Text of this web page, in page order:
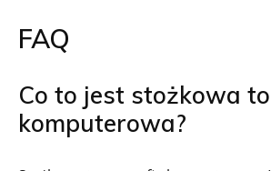
FAQ
Co to jest stożkowa
komputerowa?